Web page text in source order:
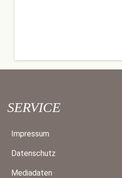
SERVICE
Impressum
Datenschutz
Mediadaten